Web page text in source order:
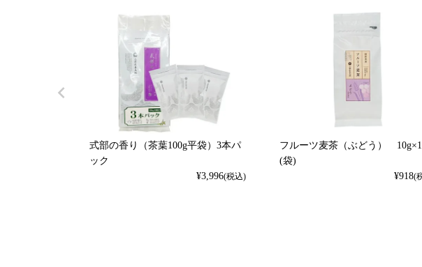
式部の香り（茶葉100g平袋）3本パ
ック
¥3,996(税込)
フルーツ麦茶（ぶどう）
(袋)
¥918(